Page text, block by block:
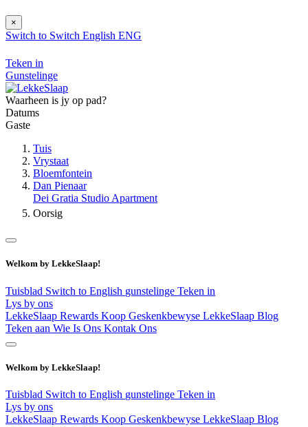
×
Switch to Switch English ENG
Teken in
Gunstelinge
Waarheen is jy op pad?
Datums
Gaste
Tuis
Vrystaat
Bloemfontein
Dan Pienaar
Dei Gratia Studio Apartment
Oorsig
Welkom by LekkeSlaap!
Tuisblad Switch to English gunstelinge Teken in
Lys by ons
LekkeSlaap Rewards Koop Geskenkbewyse LekkeSlaap Blog
Teken aan Wie Is Ons Kontak Ons
Welkom by LekkeSlaap!
Tuisblad Switch to English gunstelinge Teken in
Lys by ons
LekkeSlaap Rewards Koop Geskenkbewyse LekkeSlaap Blog